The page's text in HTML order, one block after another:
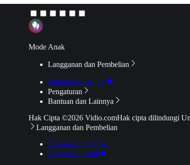
Mode Anak
Langganan dan Pembelian
Hubungkan ke TV
Pengaturan
Bantuan dan Lainnya
Hak Cipta ©2026 Vidio.comHak cipta dilindungi
Langganan dan Pembelian
Langganan Premier
Langganan Aktif